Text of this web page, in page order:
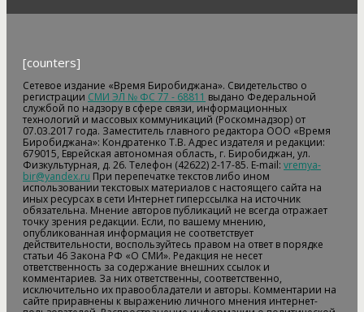
[counters]
Сетевое издание «Время Биробиджана». Свидетельство о
регистрации СМИ ЭЛ № ФС 77 - 68811 выдано Федеральной
службой по надзору в сфере связи, информационных
технологий и массовых коммуникаций (Роскомнадзор) от
07.03.2017 года. Заместитель главного редактора ООО «Время
Биробиджана»: Кондратенко Т.В. Адрес издателя и редакции:
679015, Еврейская автономная область, г. Биробиджан, ул.
Физкультурная, д. 26. Телефон (42622) 2-17-85. E-mail: vremya-
bir@yandex.ru При перепечатке текстов либо ином
использовании текстовых материалов с настоящего сайта на
иных ресурсах в сети Интернет гиперссылка на источник
обязательна. Мнение авторов публикаций не всегда отражает
точку зрения редакции. Если, по вашему мнению,
опубликованная информация не соответствует
действительности, воспользуйтесь правом на ответ в порядке
статьи 46 Закона РФ «О СМИ». Редакция не несет
ответственность за содержание внешних ссылок и
комментариев. За них ответственны, соответственно,
исключительно их правообладатели и авторы. Комментарии на
сайте приравнены к выражению личного мнения интернет-